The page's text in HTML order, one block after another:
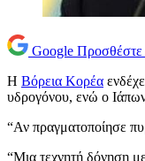
Google Προσθέστε
Η Βόρεια Κορέα
υδρογόνου, ενώ ο
“Αν πραγματοποίησε
“Μια τεχνητή δόνηση